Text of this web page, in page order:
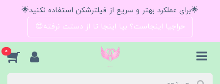
🌟برای عملکرد بهتر و سریع از فیلترشکن استفاده نکنید🌟
حراجیا اینجاست؟ بیا اینجا تا از دستت نرفته😍
0